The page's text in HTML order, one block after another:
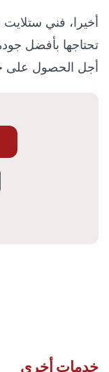
أخيرا، فني
تحتاجها بأفضل
أجل الحصول على
خدمات أخرى